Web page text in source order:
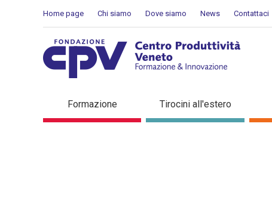
Home page Chi siamo Dove siamo News Contattaci
Dettaglio in evidenza
Formazione Tirocini all'estero